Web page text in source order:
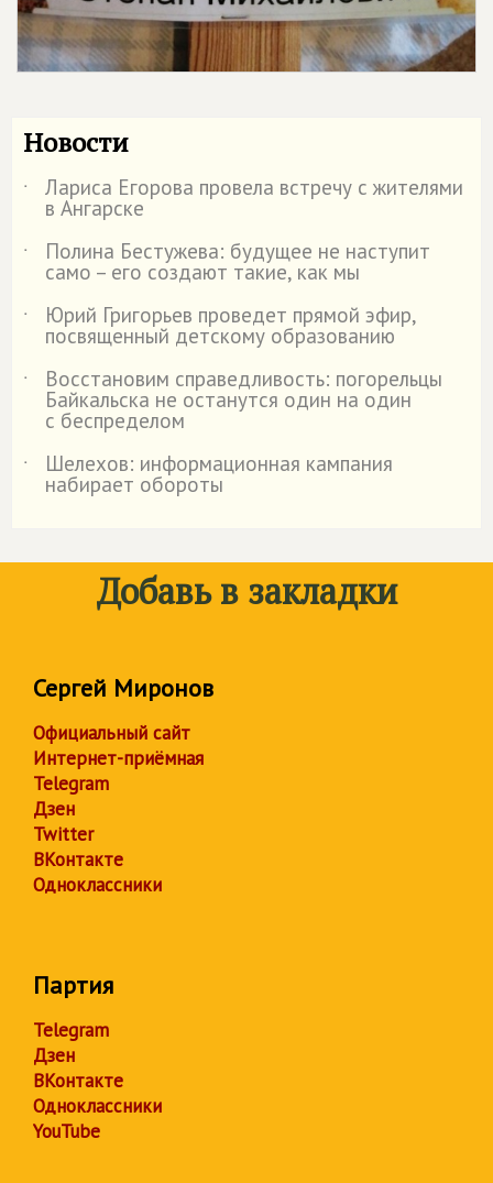
Новости
˙ Лариса Егорова провела встречу с жителями
в Ангарске
˙
Полина Бестужева: будущее не наступит
само – его создают такие, как мы
˙
Юрий Григорьев проведет прямой эфир,
посвященный детскому образованию
˙
Восстановим справедливость: погорельцы
Байкальска не останутся один на один
с беспределом
˙
Шелехов: информационная кампания
набирает обороты
Добавь в закладки
Сергей Миронов
Официальный сайт
Интернет-приёмная
Telegram
Дзен
Twitter
ВКонтакте
Одноклассники
Партия
Telegram
Дзен
ВКонтакте
Одноклассники
YouTube